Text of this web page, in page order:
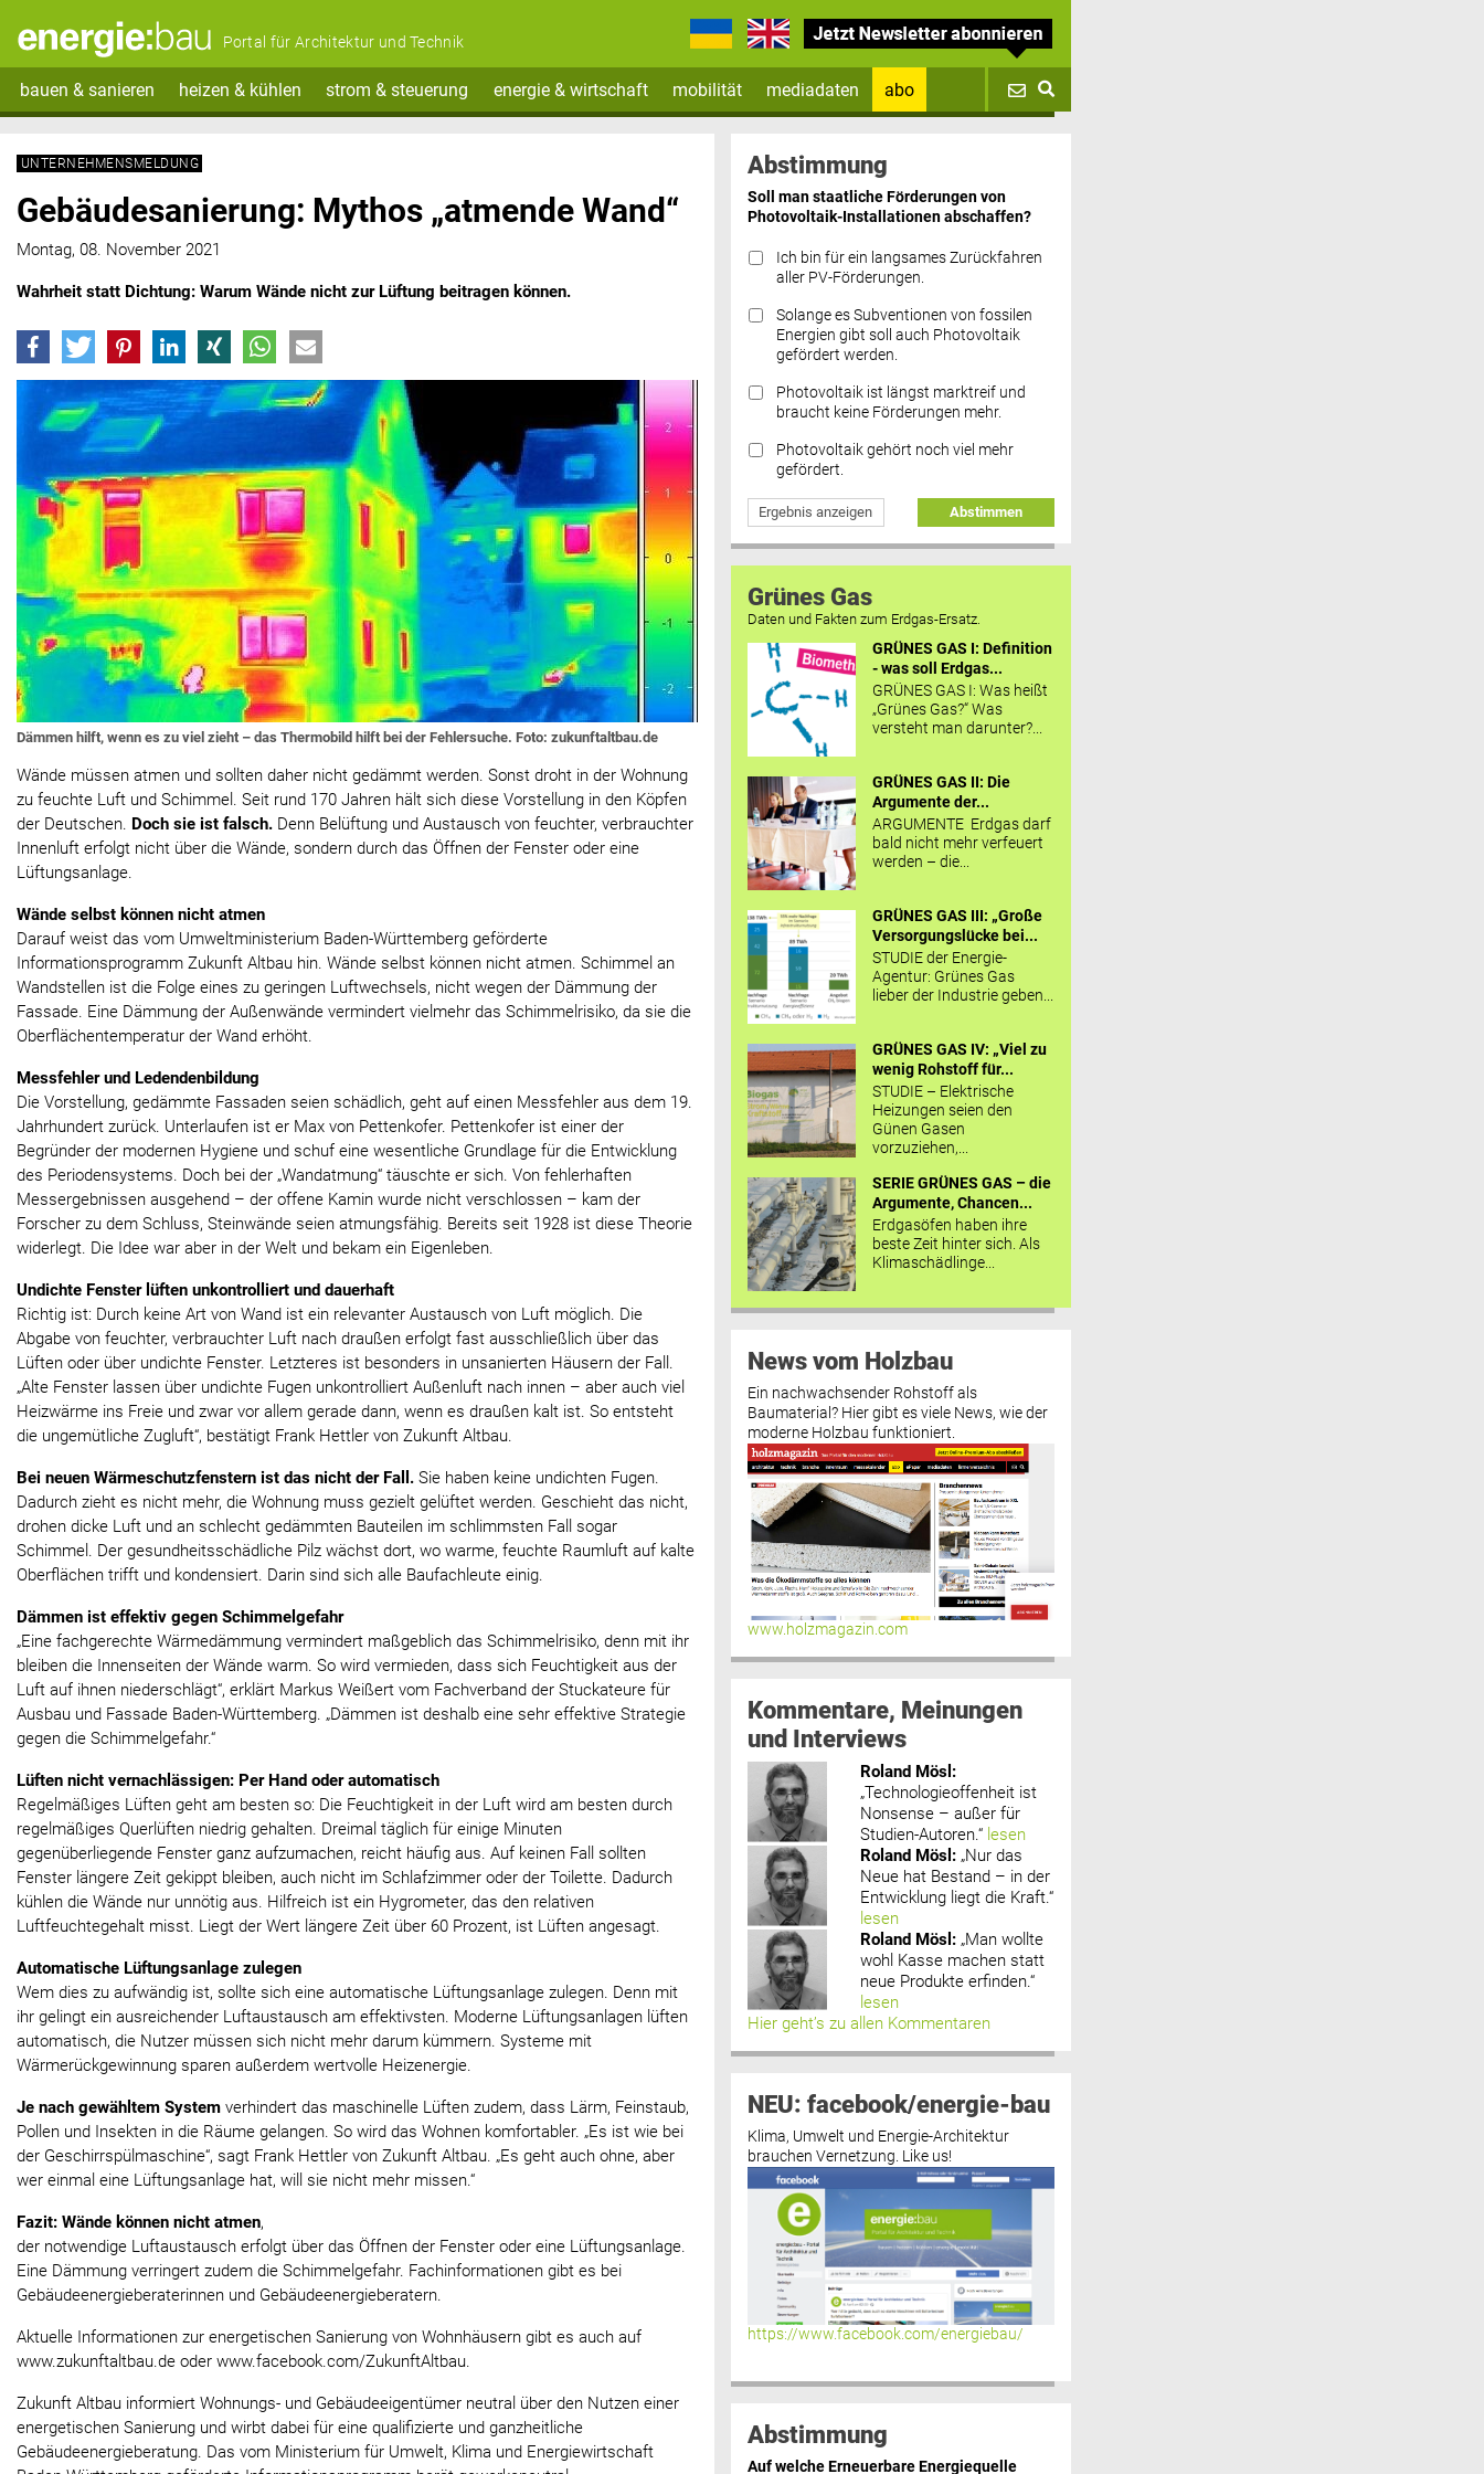
Portal für Architektur und Technik
bauen & sanieren heizen & kühlen strom & steuerung energie & wirtschaft mobilität mediadaten
abo
Datenschutz FAQs
UNTERNEHMENSMELDUNG
Gebäudesanierung: Mythos „atmende Wand“
Montag, 08. November 2021
Wahrheit statt Dichtung: Warum Wände nicht zur Lüftung beitragen können.
Dämmen hilft, wenn es zu viel zieht – das Thermobild hilft bei der Fehlersuche. Foto: zukunftaltbau.de
Wände müssen atmen und sollten daher nicht gedämmt werden. Sonst droht in der Wohnung
zu feuchte Luft und Schimmel. Seit rund 170 Jahren hält sich diese Vorstellung in den Köpfen
der Deutschen. Doch sie ist falsch. Denn Belüftung und Austausch von feuchter, verbrauchter
Innenluft erfolgt nicht über die Wände, sondern durch das Öffnen der Fenster oder eine
Lüftungsanlage.
Wände selbst können nicht atmen
Darauf weist das vom Umweltministerium Baden-Württemberg geförderte
Informationsprogramm Zukunft Altbau hin. Wände selbst können nicht atmen. Schimmel an
Wandstellen ist die Folge eines zu geringen Luftwechsels, nicht wegen der Dämmung der
Fassade. Eine Dämmung der Außenwände vermindert vielmehr das Schimmelrisiko, da sie die
Oberflächentemperatur der Wand erhöht.
Messfehler und Ledendenbildung
Die Vorstellung, gedämmte Fassaden seien schädlich, geht auf einen Messfehler aus dem 19.
Jahrhundert zurück. Unterlaufen ist er Max von Pettenkofer. Pettenkofer ist einer der
Begründer der modernen Hygiene und schuf eine wesentliche Grundlage für die Entwicklung
des Periodensystems. Doch bei der „Wandatmung“ täuschte er sich. Von fehlerhaften
Messergebnissen ausgehend – der offene Kamin wurde nicht verschlossen – kam der
Forscher zu dem Schluss, Steinwände seien atmungsfähig. Bereits seit 1928 ist diese Theorie
widerlegt. Die Idee war aber in der Welt und bekam ein Eigenleben.
Undichte Fenster lüften unkontrolliert und dauerhaft
Richtig ist: Durch keine Art von Wand ist ein relevanter Austausch von Luft möglich. Die
Abgabe von feuchter, verbrauchter Luft nach draußen erfolgt fast ausschließlich über das
Lüften oder über undichte Fenster. Letzteres ist besonders in unsanierten Häusern der Fall.
„Alte Fenster lassen über undichte Fugen unkontrolliert Außenluft nach innen – aber auch viel
Heizwärme ins Freie und zwar vor allem gerade dann, wenn es draußen kalt ist. So entsteht
die ungemütliche Zugluft“, bestätigt Frank Hettler von Zukunft Altbau.
Bei neuen Wärmeschutzfenstern ist das nicht der Fall. Sie haben keine undichten Fugen.
Dadurch zieht es nicht mehr, die Wohnung muss gezielt gelüftet werden. Geschieht das nicht,
drohen dicke Luft und an schlecht gedämmten Bauteilen im schlimmsten Fall sogar
Schimmel. Der gesundheitsschädliche Pilz wächst dort, wo warme, feuchte Raumluft auf kalte
Oberflächen trifft und kondensiert. Darin sind sich alle Baufachleute einig.
Dämmen ist effektiv gegen Schimmelgefahr
„Eine fachgerechte Wärmedämmung vermindert maßgeblich das Schimmelrisiko, denn mit ihr
bleiben die Innenseiten der Wände warm. So wird vermieden, dass sich Feuchtigkeit aus der
Luft auf ihnen niederschlägt“, erklärt Markus Weißert vom Fachverband der Stuckateure für
Ausbau und Fassade Baden-Württemberg. „Dämmen ist deshalb eine sehr effektive Strategie
gegen die Schimmelgefahr.“
Lüften nicht vernachlässigen: Per Hand oder automatisch
Regelmäßiges Lüften geht am besten so: Die Feuchtigkeit in der Luft wird am besten durch
regelmäßiges Querlüften niedrig gehalten. Dreimal täglich für einige Minuten
gegenüberliegende Fenster ganz aufzumachen, reicht häufig aus. Auf keinen Fall sollten
Fenster längere Zeit gekippt bleiben, auch nicht im Schlafzimmer oder der Toilette. Dadurch
kühlen die Wände nur unnötig aus. Hilfreich ist ein Hygrometer, das den relativen
Luftfeuchtegehalt misst. Liegt der Wert längere Zeit über 60 Prozent, ist Lüften angesagt.
Automatische Lüftungsanlage zulegen
Wem dies zu aufwändig ist, sollte sich eine automatische Lüftungsanlage zulegen. Denn mit
ihr gelingt ein ausreichender Luftaustausch am effektivsten. Moderne Lüftungsanlagen lüften
automatisch, die Nutzer müssen sich nicht mehr darum kümmern. Systeme mit
Wärmerückgewinnung sparen außerdem wertvolle Heizenergie.
Je nach gewähltem System verhindert das maschinelle Lüften zudem, dass Lärm, Feinstaub,
Pollen und Insekten in die Räume gelangen. So wird das Wohnen komfortabler. „Es ist wie bei
der Geschirrspülmaschine“, sagt Frank Hettler von Zukunft Altbau. „Es geht auch ohne, aber
wer einmal eine Lüftungsanlage hat, will sie nicht mehr missen.“
Fazit: Wände können nicht atmen,
der notwendige Luftaustausch erfolgt über das Öffnen der Fenster oder eine Lüftungsanlage.
Eine Dämmung verringert zudem die Schimmelgefahr. Fachinformationen gibt es bei
Gebäudeenergieberaterinnen und Gebäudeenergieberatern.
Aktuelle Informationen zur energetischen Sanierung von Wohnhäusern gibt es auch auf
www.zukunftaltbau.de oder www.facebook.com/ZukunftAltbau.
Zukunft Altbau informiert Wohnungs- und Gebäudeeigentümer neutral über den Nutzen einer
energetischen Sanierung und wirbt dabei für eine qualifizierte und ganzheitliche
Gebäudeenergieberatung. Das vom Ministerium für Umwelt, Klima und Energiewirtschaft
Abstimmung
Soll man staatliche Förderungen von
Photovoltaik-Installationen abschaffen?
Ich bin für ein langsames Zurückfahren
aller PV-Förderungen.
Solange es Subventionen von fossilen
Energien gibt soll auch Photovoltaik
gefördert werden.
Photovoltaik ist längst marktreif und
braucht keine Förderungen mehr.
Photovoltaik gehört noch viel mehr
gefördert.
Ergebnis anzeigen Abstimmen
Grünes Gas
Daten und Fakten zum Erdgas-Ersatz.
GRÜNES GAS I: Definition
- was soll Erdgas...
GRÜNES GAS I: Was heißt
„Grünes Gas?“ Was
versteht man darunter?...
GRÜNES GAS II: Die
Argumente der...
ARGUMENTE Erdgas darf
bald nicht mehr verfeuert
werden – die...
GRÜNES GAS III: „Große
Versorgungslücke bei...
STUDIE der Energie-
Agentur: Grünes Gas
lieber der Industrie geben...
GRÜNES GAS IV: „Viel zu
wenig Rohstoff für...
STUDIE – Elektrische
Heizungen seien den
Günen Gasen
vorzuziehen,...
SERIE GRÜNES GAS – die
Argumente, Chancen...
Erdgasöfen haben ihre
beste Zeit hinter sich. Als
Klimaschädlinge...
News vom Holzbau
Ein nachwachsender Rohstoff als
Baumaterial? Hier gibt es viele News, wie der
moderne Holzbau funktioniert.
www.holzmagazin.com
Kommentare, Meinungen
und Interviews
Roland Mösl :
„Technologieoffenheit ist
Nonsense – außer für
Studien-Autoren.“ lesen
Roland Mösl : „Nur das
Neue hat Bestand – in der
Entwicklung liegt die Kraft.“
lesen
Roland Mösl : „Man wollte
wohl Kasse machen statt
neue Produkte erfinden.“
lesen
Hier geht’s zu allen Kommentaren
NEU: facebook/energie-bau
Klima, Umwelt und Energie-Architektur
brauchen Vernetzung. Like us!
https://www.facebook.com/energiebau/
Abstimmung
Auf welche Erneuerbare Energiequelle